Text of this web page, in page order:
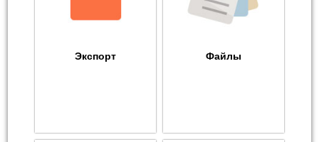
Экспорт Файлы